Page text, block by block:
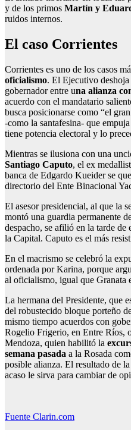
y de los primos Martín y
ruidos internos.
El caso Corrientes
Corrientes es uno de los casos
oficialismo. El Ejecutivo
gobernador entre una alianza
acuerdo con el mandatario
busca posicionarse como “el
-como la santafesina- que empuja
tiene potencia electoral y lo
Mientras se ilusiona con una
Santiago Caputo, el ex
banca de Edgardo Kueider se
directorio del Ente Binacional
El asesor presidencial, al que la
montó una guardia permanente
despacho, se afilió en la tarde
la Capital. Caputo es el más
En el macrismo se celebró la
ordenada por Karina, porque
al oficialismo, igual que Granata
La hermana del Presidente, que
del robustecido bloque porteño
mismo tiempo acuerdos con
Rogelio Frigerio, en Entre Ríos,
Mendoza, quien habilitó la
semana pasada a la Rosada
posible alianza. El resultado de
acaso le sirva para cambiar de
Fuente Clarin.com